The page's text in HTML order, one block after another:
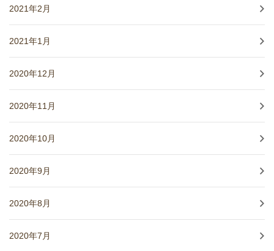
2021年2月
2021年1月
2020年12月
2020年11月
2020年10月
2020年9月
2020年8月
2020年7月